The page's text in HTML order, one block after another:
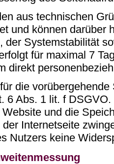
aus technischen
und können darüber
der Systemstabilität
für maximal 7
direkt
die
6 Abs. 1 lit. f
und die
Internetseite
Nutzers keine